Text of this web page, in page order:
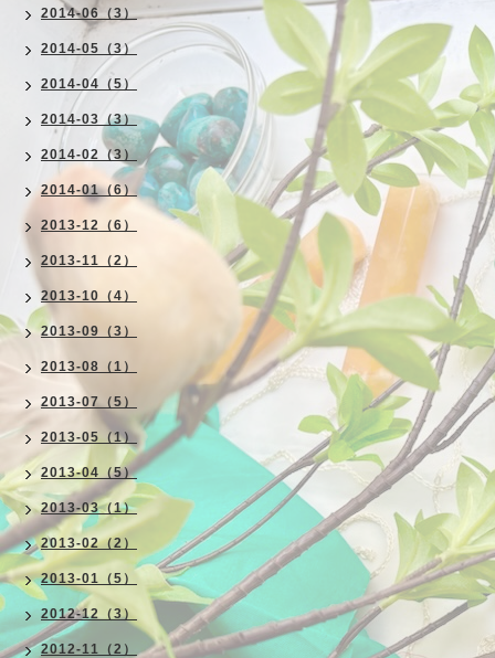
2014-06（3）
2014-05（3）
2014-04（5）
2014-03（3）
2014-02（3）
2014-01（6）
2013-12（6）
2013-11（2）
2013-10（4）
2013-09（3）
2013-08（1）
2013-07（5）
2013-05（1）
2013-04（5）
2013-03（1）
2013-02（2）
2013-01（5）
2012-12（3）
2012-11（2）